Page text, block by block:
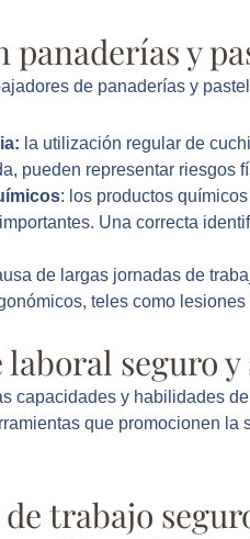
y
de panaderías y
la utilización regular de
pueden representar riesgos
: los productos
Una correcta
de largas jornadas de
teles como
seguro y
capacidades y habilidades
que promocionen la
trabajo